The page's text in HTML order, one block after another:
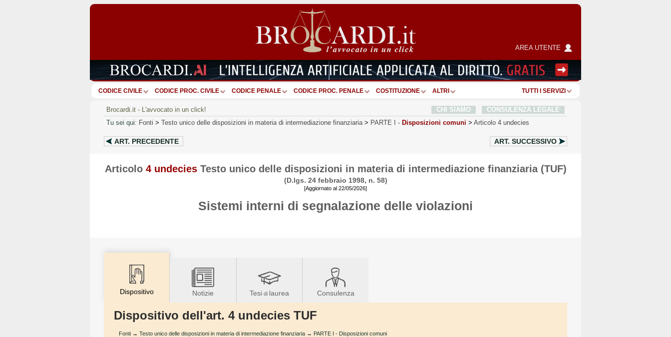
AREA UTENTE
CODICE CIVILE CODICE PROC. CIVILE CODICE PENALE CODICE PROC. PENALE COSTITUZIONE ALTRI TUTTI I SERVIZI
Brocardi.it - L'avvocato in un click! CHI SIAMO
CONSULENZA LEGALE
Tu sei qui: Fonti > Testo unico delle disposizioni in materia di intermediazione finanziaria > PARTE I - Disposizioni comuni > Articolo 4 undecies
ART. PRECEDENTE ART. SUCCESSIVO
Articolo 4 undeciesTesto unico delle disposizioni in materia di intermediazione finanziaria (TUF)
(D.lgs. 24 febbraio 1998, n. 58)
[Aggiornato al 22/05/2026]
Sistemi interni di segnalazione delle violazioni
Dispositivo Notizie Tesi di laurea Consulenza
Dispositivo dell'art. 4 undecies TUF
Fonti → Testo unico delle disposizioni in materia di intermediazione finanziaria → PARTE I - Disposizioni comuni